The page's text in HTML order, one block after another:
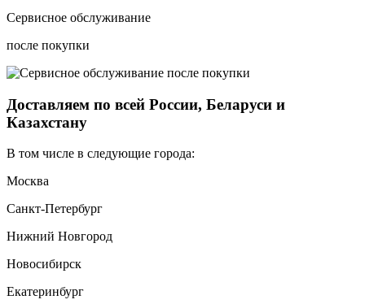
Сервисное обслуживание
после покупки
Доставляем по всей России, Беларуси и
Казахстану
В том числе в следующие города:
Москва
Санкт-Петербург
Нижний Новгород
Новосибирск
Екатеринбург